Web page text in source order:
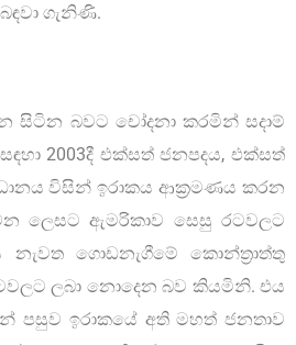
ගැනිණි.
සිටින බවට චෝදනා කරමින් සදාම්
2003දී එක්සත් ජනපදය, එක්සත්
විසින් ඉරාකය ආක්‍රමණය කරන
ලෙසට ඇමරිකාව සෙසු රටවලට
ගොඩනැගීමේ කොන්ත්‍රාත්තු
ලබා නොදෙන බව කියමිනි. එය
පසුව ඉරාකයේ අති මහත් ජනතාව